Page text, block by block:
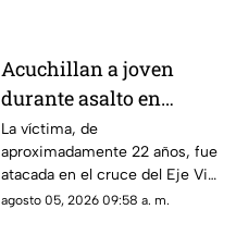
Acuchillan a joven
durante asalto en
estación de transporte
público en Eje Vial
La víctima, de
aproximadamente 22 años, fue
atacada en el cruce del Eje Vial
Juan Gabriel y calzada
agosto 05, 2026 09:58 a. m.